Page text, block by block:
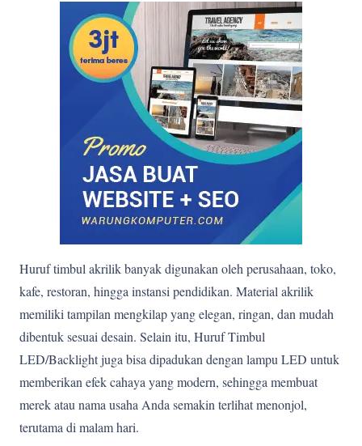
Huruf timbul akrilik banyak digunakan oleh perusahaan, toko,
kafe, restoran, hingga instansi pendidikan. Material akrilik
memiliki tampilan mengkilap yang elegan, ringan, dan mudah
dibentuk sesuai desain. Selain itu, Huruf Timbul
LED/Backlight juga bisa dipadukan dengan lampu LED untuk
memberikan efek cahaya yang modern, sehingga membuat
merek atau nama usaha Anda semakin terlihat menonjol,
terutama di malam hari.